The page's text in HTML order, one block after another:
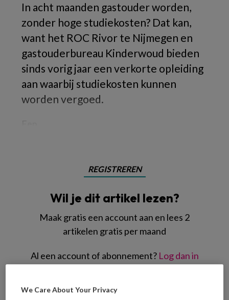
In acht maanden gastouder worden,
zonder hoge studiekosten? Dat kan,
want het ROC Rivor te Nijmegen en
gastouderbureau Kinderwoud bieden
sinds vorig jaar een verkorte opleiding
aan waarbij studiekosten kunnen
worden vergoed.
REGISTREREN
Wil je dit artikel lezen?
Maak gratis een account aan en lees 2
artikelen gratis per maand
Al een account of abonnement? Log dan in
Wat
We Care About Your Privacy